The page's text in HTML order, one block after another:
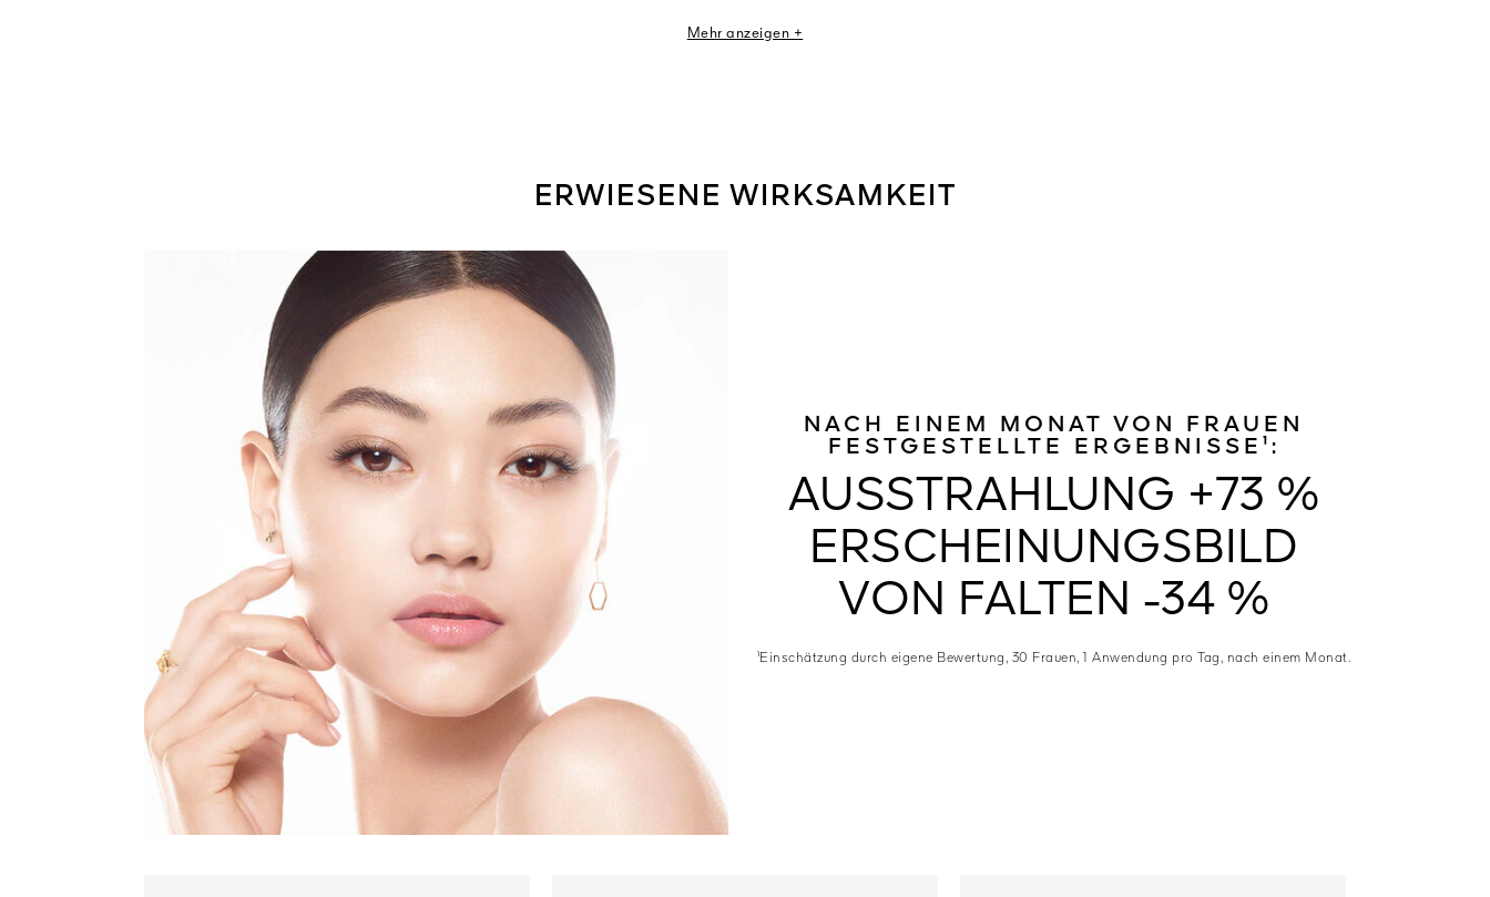
und so einen weitergehenden Schutz sicherstellt. Die reparierende Kraft der Jugend aus unseren
Mehr anzeigen +
ERWIESENE WIRKSAMKEIT
NACH EINEM MONAT VON FRAUEN
FESTGESTELLTE ERGEBNISSE¹:
AUSSTRAHLUNG +73 %
ERSCHEINUNGSBILD
VON FALTEN -34 %
AUSSTRAHLUNG +73 % ERSCHEINUNGSBILD
¹Einschätzung durch eigene Bewertung, 30 Frauen, 1 Anwendung pro Tag, nach einem Monat.